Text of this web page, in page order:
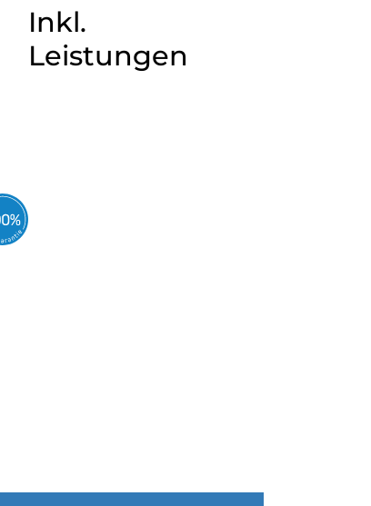
Inkl.
Leistungen